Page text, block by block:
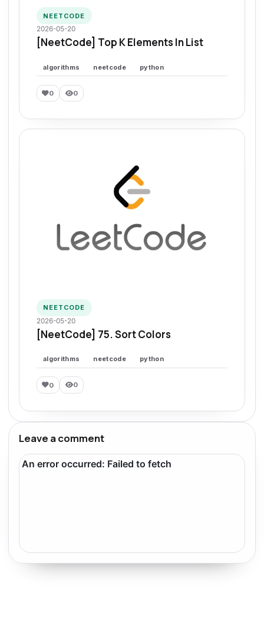
NEETCODE
2026-05-20
[NeetCode] Top K Elements In List
algorithms neetcode python
0 0
NEETCODE
2026-05-20
[NeetCode] 75. Sort Colors
algorithms neetcode python
0 0
Leave a comment